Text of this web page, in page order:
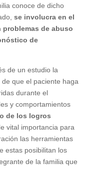
conoce de dicho
se involucra en el
de abuso
de
de un estudio la
que el paciente haga
durante el
y comportamientos
de los logros
vital importancia para
las herramientas
estas posibilitan los
de la familia que